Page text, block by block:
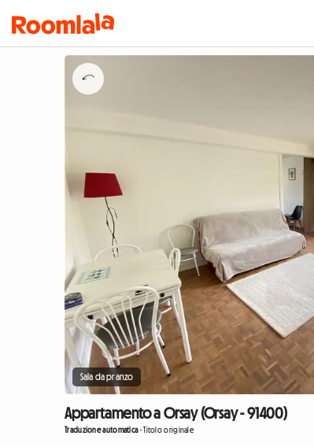
Sala da pranzo
Appartamento a Orsay (Orsay - 91400)
Traduzione automatica-Titolo originale